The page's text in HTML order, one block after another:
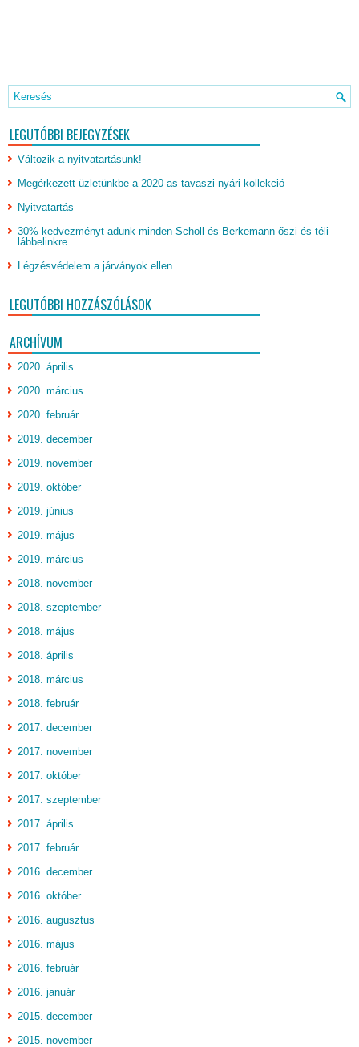
LEGUTÓBBI BEJEGYZÉSEK
Változik a nyitvatartásunk!
Megérkezett üzletünkbe a 2020-as tavaszi-nyári kollekció
Nyitvatartás
30% kedvezményt adunk minden Scholl és Berkemann őszi és téli
lábbelinkre.
Légzésvédelem a járványok ellen
LEGUTÓBBI HOZZÁSZÓLÁSOK
ARCHÍVUM
2020. április
2020. március
2020. február
2019. december
2019. november
2019. október
2019. június
2019. május
2019. március
2018. november
2018. szeptember
2018. május
2018. április
2018. március
2018. február
2017. december
2017. november
2017. október
2017. szeptember
2017. április
2017. február
2016. december
2016. október
2016. augusztus
2016. május
2016. február
2016. január
2015. december
2015. november